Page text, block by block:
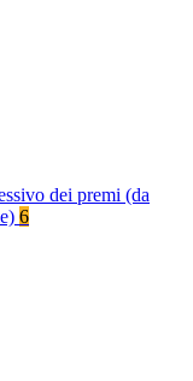
dei premi (da
6